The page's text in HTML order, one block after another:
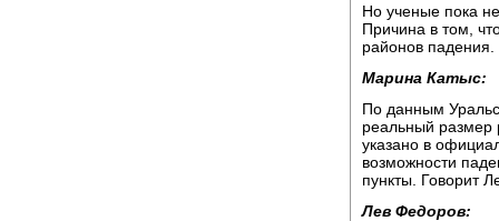
Но ученые пока
Причина в том,
районов падения.
Марина Катыс:
По данным
реальный размер
указано в
возможности
пункты. Говорит
Лев Федоров: